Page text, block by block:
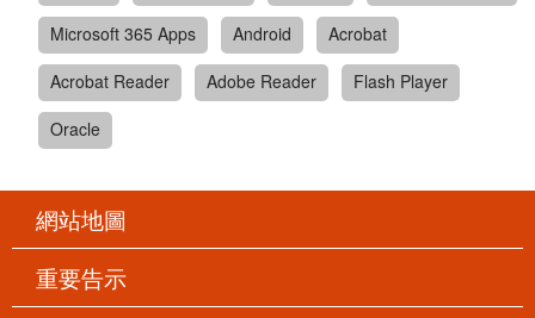
Microsoft 365 Apps
Android
Acrobat
Acrobat Reader
Adobe Reader
Flash Player
Oracle
網站地圖
重要告示